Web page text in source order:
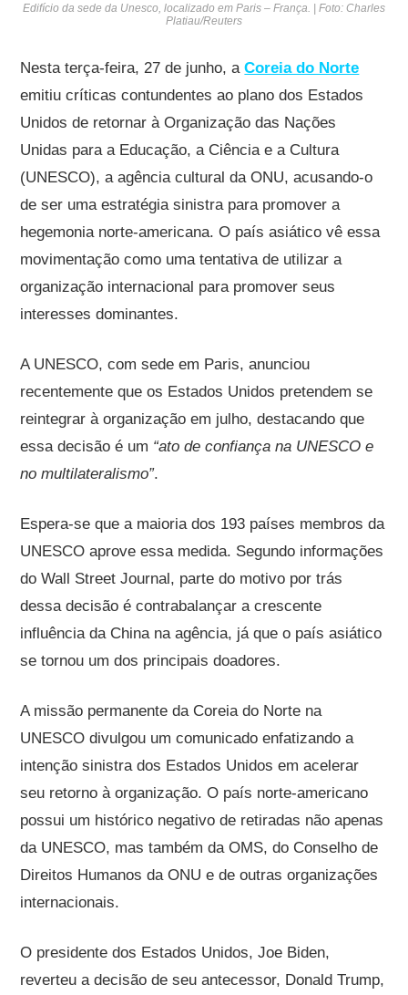
Edifício da sede da Unesco, localizado em Paris – França. | Foto: Charles
Platiau/Reuters
Nesta terça-feira, 27 de junho, aCoreia do Norte
emitiu críticas contundentes ao plano dos Estados
Unidos de retornar à Organização das Nações
Unidas para a Educação, a Ciência e a Cultura
(UNESCO), a agência cultural da ONU, acusando-o
de ser uma estratégia sinistra para promover a
hegemonia norte-americana. O país asiático vê essa
movimentação como uma tentativa de utilizar a
organização internacional para promover seus
interesses dominantes.
A UNESCO, com sede em Paris, anunciou
recentemente que os Estados Unidos pretendem se
reintegrar à organização em julho, destacando que
essa decisão é um “ato de confiança na UNESCO e
no multilateralismo”.
Espera-se que a maioria dos 193 países membros da
UNESCO aprove essa medida. Segundo informações
do Wall Street Journal, parte do motivo por trás
dessa decisão é contrabalançar a crescente
influência da China na agência, já que o país asiático
se tornou um dos principais doadores.
A missão permanente da Coreia do Norte na
UNESCO divulgou um comunicado enfatizando a
intenção sinistra dos Estados Unidos em acelerar
seu retorno à organização. O país norte-americano
possui um histórico negativo de retiradas não apenas
da UNESCO, mas também da OMS, do Conselho de
Direitos Humanos da ONU e de outras organizações
internacionais.
O presidente dos Estados Unidos, Joe Biden,
reverteu a decisão de seu antecessor, Donald Trump,